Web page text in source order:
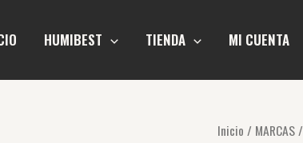
HUMIBEST TIENDA MI CUENTA
Inicio / MARCAS/
MONTES